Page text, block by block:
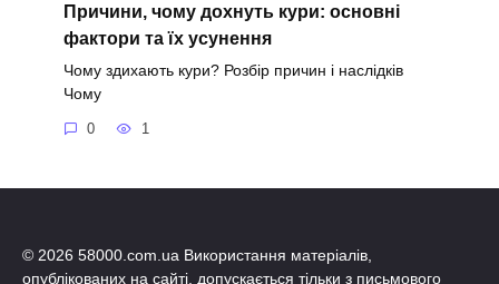
Причини, чому дохнуть кури: основні
фактори та їх усунення
Чому здихають кури? Розбір причин і наслідків
Чому
0 1
© 2026 58000.com.ua Використання матеріалів,
опублікованих на сайті, допускається тільки з письмового